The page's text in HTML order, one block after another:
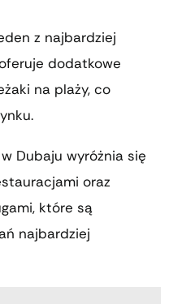
z najbardziej
dodatkowe
na plaży, co
Dubaju wyróżnia się
oraz
które są
najbardziej